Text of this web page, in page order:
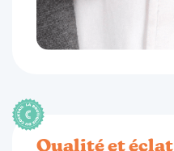
Qualité et éclat